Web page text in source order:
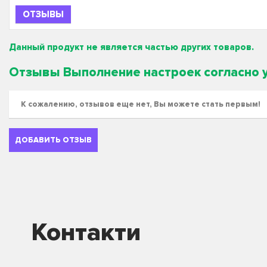
ОТЗЫВЫ
Данный продукт не является частью других товаров.
Отзывы Выполнение настроек согласно
К сожалению, отзывов еще нет, Вы можете стать первым!
ДОБАВИТЬ ОТЗЫВ
Контакти